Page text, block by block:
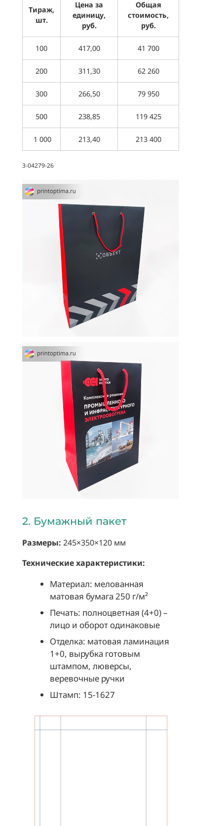
Тираж,
шт.
Цена за
единицу,
руб.
Общая
стоимость,
руб.
100 417,00 41 700
200 311,30 62 260
300 266,50 79 950
500 238,85 119 425
1 000 213,40 213 400
3-04279-26
2. Бумажный пакет
Размеры: 245×350×120 мм
Технические характеристики:
Материал: мелованная
матовая бумага 250 г/м²
Печать: полноцветная (4+0) –
лицо и оборот одинаковые
Отделка: матовая ламинация
1+0, вырубка готовым
штампом, люверсы,
веревочные ручки
Штамп: 15-1627